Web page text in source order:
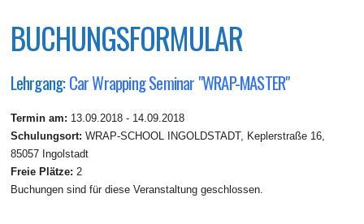
BUCHUNGSFORMULAR
Lehrgang:Car Wrapping Seminar "WRAP-MASTER"
Termin am: 13.09.2018 - 14.09.2018
Schulungsort: WRAP-SCHOOL INGOLDSTADT, Keplerstraße 16,
85057 Ingolstadt
Freie Plätze: 2
Buchungen sind für diese Veranstaltung geschlossen.